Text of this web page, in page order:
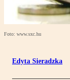
Foto: www.sxc.hu
Edyta Sieradzka